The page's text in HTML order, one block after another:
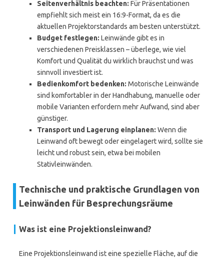
Seitenverhältnis beachten: Für Präsentationen
empfiehlt sich meist ein 16:9-Format, da es die
aktuellen Projektorstandards am besten unterstützt.
Budget festlegen: Leinwände gibt es in
verschiedenen Preisklassen – überlege, wie viel
Komfort und Qualität du wirklich brauchst und was
sinnvoll investiert ist.
Bedienkomfort bedenken: Motorische Leinwände
sind komfortabler in der Handhabung, manuelle oder
mobile Varianten erfordern mehr Aufwand, sind aber
günstiger.
Transport und Lagerung einplanen: Wenn die
Leinwand oft bewegt oder eingelagert wird, sollte sie
leicht und robust sein, etwa bei mobilen
Stativleinwänden.
Technische und praktische Grundlagen von
Leinwänden für Besprechungsräume
Was ist eine Projektionsleinwand?
Eine Projektionsleinwand ist eine spezielle Fläche, auf die